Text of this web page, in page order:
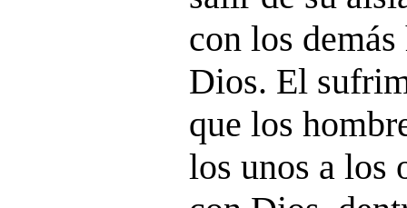
con los
Dios. El
que los
los unos a los